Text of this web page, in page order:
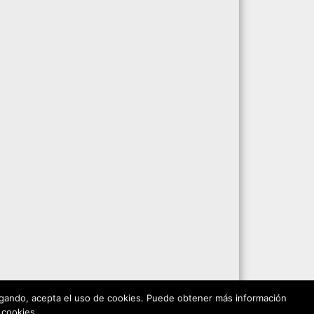
acepta el uso de cookies. Puede obtener más información